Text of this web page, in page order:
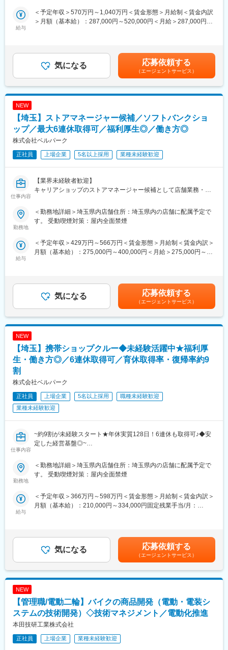
いただける方を募集します。
非競争領域であり、国や他社様と協働のうえ変革を進めることが
できる魅力的な仕事です。
●DXや自動化技術の導入/加速に力をいれており、最先端の考えや
■業務内容
1. 構想設計・レイアウト検討
・仕様決定： 出力特性、環境性能（排ガス低減）、振動、サウン
ド、操作性（ドライバビリティ）等の目標値を設定し、駆動系仕
様の組み合わせを含めた総合的な仕様検討
・AI・機械学習を活用し、CAE/CFDの予測精度および計算効率を
高めるとともに、設計初期段階での性能・信頼性評価の高度化を
図る
3. 実車での実証・評価
サウンド特性、駆動系を含めた操作性が狙い通りとなっているか
の実証
や「加速フィーリング」の磨き込み
携し、製造コストや作りやすさを考慮した仕様調整
・出図： 最終的な製品仕様を反映した詳細設計および図面作成
パワーユニット全体を俯瞰し、設計・解析・実機評価を往復しな
がら商品価値を高められる点が特長です。性能だけでなく
「Hondaらしい」フィーリングやサウンドに技術で向き合い、世
界向け商品に反映できます。
し、部門横断で開発を進める環境で国内外拠点とも連携します。
■キャリアパス
ロジェクトを率いる立場等、多様なキャリアを描けます。
変更の範囲：専門性や適性、会社ニーズなどを踏まえ、会社が定
める業務への配置転換を命じる場合がある
給与
＜予定年収＞570万円～1,040万円＜賃金形態＞月給制＜賃金内訳
＞月額（基本給）：287,000円～520,000円＜月給＞287,000円～
気になる 応募依頼する
（エージェントサービス）
NEW
【埼玉】ストアマネージャー候補／ソフトバンクショ
ップ／最大6連休取得可／福利厚生◎／働き方◎
株式会社ベルパーク
正社員 上場企業 5名以上採用 業種未経験歓迎
仕事内容
【業界未経験者歓迎】
キャリアショップのストアマネージャー候補として店舗業務・マ
■職務内容：
ソフトバンクショップのストアマネージャー候補として、雇入れ
験。接客業務／カウンター業務／店舗業務などの業務をお任せ
し、業務に慣れていただきます。入社半年～１年半を目処に経験
・シフト管理
・売上管理
・商品管理
・販売促進
・広告宣伝の企画立案
■配属先の編成：
★20代・30代中心に活躍中！
若手を中心に、男女ともにバランス良く活躍しています。
ことだらけで当然」というスタンスでフォローしているので、新
しい方もなじみやすいはず！
■仕事の魅力：
★店舗ごとに裁量があり、店長の判断で店舗運営を行えるのが特
徴です。例えば催事やショッピングモールのイベントに参加して
のも店長の発案によるもの。自分のアイディアが売上につながり
ます。
給与例：
店舗責任者：年収550万円／マネージャー：年収700万円／課長：
＜ 社員の年収例 ＞
年収643万円（月給41万円＋賞与2回／29歳 店長職 経験2年）
年収678万円（月給44万円＋賞与2回／31歳 店長職 経験3年）
月給にプラスして手当が支給。
・エグゼクティブショップディレクター：8万円
・ショップエキスパート・ショップディレクター：6万円
★働き方◎
・有給・連休取得を推進！月に最低1日の有給取得推進
・育休実績：取得率：約95％／復帰率89.1％
・ショップ勤務者 4連休超取得率：86.8％
勤務地
＜勤務地詳細＞埼玉県内店舗住所：埼玉県内の店舗に配属予定で
す。 受動喫煙対策：屋内全面禁煙
給与
＜予定年収＞429万円～566万円＜賃金形態＞月給制＜賃金内訳＞
月額（基本給）：275,000円～400,000円＜月給＞275,000円～
す。賞与：年2回（6・12月）・昇給：年1回賞与とは別にインセ
ンティブや特別賞与も支給実績あり（2025年は30万円の追加支給
を実施）賃金はあくまでも目安の金額であり、選考を通じて上下
する可能性があります。月給(月額)は固定手当を含めた表記です。
気になる 応募依頼する
（エージェントサービス）
NEW
【埼玉】携帯ショップクルー◆未経験活躍中★福利厚
生・働き方◎／6連休取得可／育休取得率・復帰率約9
割
株式会社ベルパーク
正社員 上場企業 5名以上採用
職種未経験歓迎
業種未経験歓迎
仕事内容
~約9割が未経験スタート★年休実質128日！6連休も取得可♪◆安
定した経営基盤◎~
■職務内容
当社直営のソフトバンクショップで、お客様の受付対応、携帯電
※チームでコミュニケーションを取りながら仕事に取り組んで頂き
ます。
◇店頭ディスプレイづくり
◇店内イベントの企画・実施など
■研修体制充実♪
・約9割が未経験スタート★
安な気持ちはよく理解できます。
あなたが安心できるようしっかりとフォローします！同期入社の
仲間はもちろん、先輩ともいい関係を築いていけるのがベルパー
クの魅力のひとつ。
困った時はすぐに相談し合えて、互いに高め合いながら成長でき
ます！
勤務地
＜勤務地詳細＞埼玉県内店舗住所：埼玉県内の店舗に配属予定で
す。 受動喫煙対策：屋内全面禁煙
給与
＜予定年収＞366万円～598万円＜賃金形態＞月給制＜賃金内訳＞
月額（基本給）：210,000円～334,000円固定残業手当/月：
トバンク認定資格を取得すると資格手当が追加支給されます。※上
記月収・年収はみなし残業手当含む加えた金額です。賞与：年2回
（6・12月）・昇給：年1回賞与とは別にインセンティブや特別賞
与も支給実績あり（2025年は30万円の追加支給を実施） 賃金は
あくまでも目安の金額であり、選考を通じて上下する可能性があ
気になる 応募依頼する
（エージェントサービス）
NEW
【管理職/電動二輪】バイクの商品開発（電動・電装シ
ステムの技術開発）◇技術マネジメント／電動化推進
本田技研工業株式会社
正社員 上場企業 業種未経験歓迎